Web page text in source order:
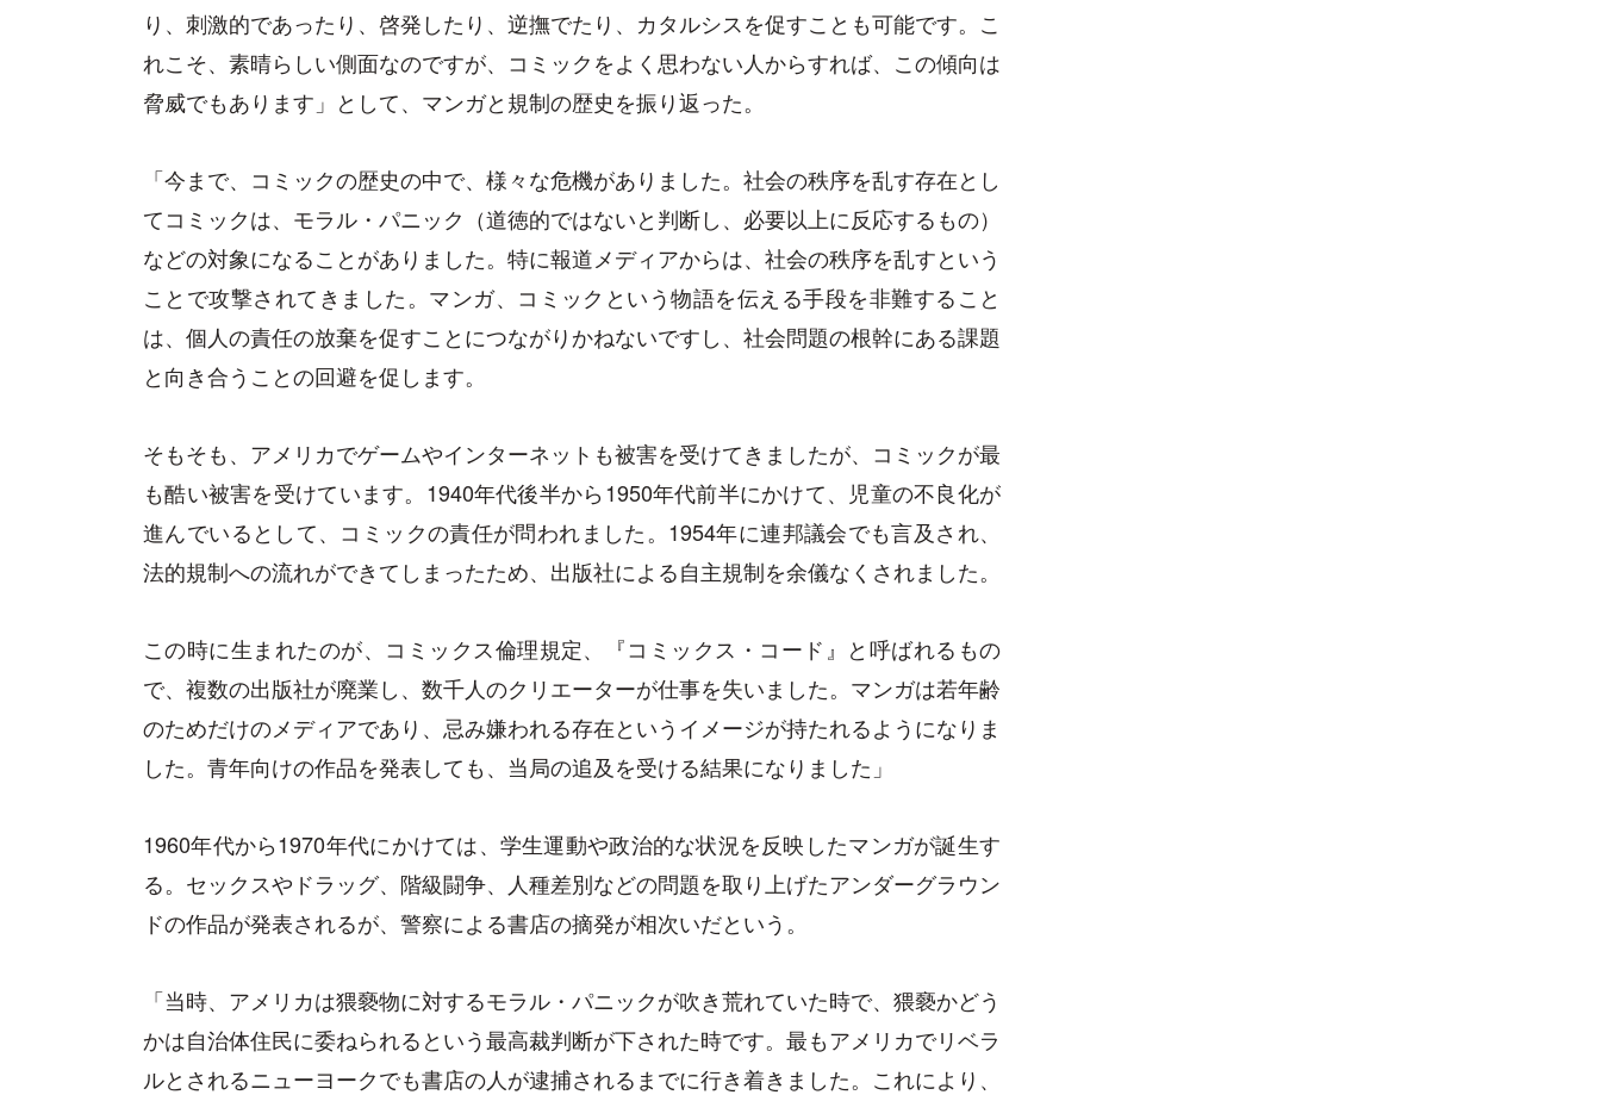
り、刺激的であったり、啓発したり、逆撫でたり、カタルシスを促すことも可能です。こ
れこそ、素晴らしい側面なのですが、コミックをよく思わない人からすれば、この傾向は
脅威でもあります」として、マンガと規制の歴史を振り返った。
「今まで、コミックの歴史の中で、様々な危機がありました。社会の秩序を乱す存在とし
てコミックは、モラル・パニック（道徳的ではないと判断し、必要以上に反応するもの）
などの対象になることがありました。特に報道メディアからは、社会の秩序を乱すという
ことで攻撃されてきました。マンガ、コミックという物語を伝える手段を非難すること
は、個人の責任の放棄を促すことにつながりかねないですし、社会問題の根幹にある課題
と向き合うことの回避を促します。
そもそも、アメリカでゲームやインターネットも被害を受けてきましたが、コミックが最
も酷い被害を受けています。1940年代後半から1950年代前半にかけて、児童の不良化が
進んでいるとして、コミックの責任が問われました。1954年に連邦議会でも言及され、
法的規制への流れができてしまったため、出版社による自主規制を余儀なくされました。
この時に生まれたのが、コミックス倫理規定、『コミックス・コード』と呼ばれるもの
で、複数の出版社が廃業し、数千人のクリエーターが仕事を失いました。マンガは若年齢
のためだけのメディアであり、忌み嫌われる存在というイメージが持たれるようになりま
した。青年向けの作品を発表しても、当局の追及を受ける結果になりました」
1960年代から1970年代にかけては、学生運動や政治的な状況を反映したマンガが誕生す
る。セックスやドラッグ、階級闘争、人種差別などの問題を取り上げたアンダーグラウン
ドの作品が発表されるが、警察による書店の摘発が相次いだという。
「当時、アメリカは猥褻物に対するモラル・パニックが吹き荒れていた時で、猥褻かどう
かは自治体住民に委ねられるという最高裁判断が下された時です。最もアメリカでリベラ
ルとされるニューヨークでも書店の人が逮捕されるまでに行き着きました。これにより、